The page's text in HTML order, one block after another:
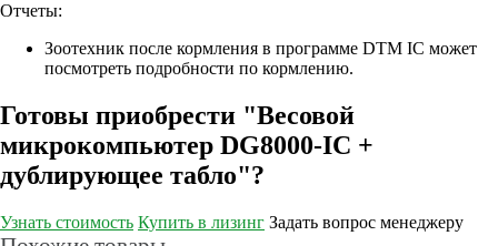
Отчеты:
Зоотехник после кормления в программе DTM IC может
посмотреть подробности по кормлению.
Готовы приобрести "Весовой
микрокомпьютер DG8000-IC +
дублирующее табло"?
Узнать стоимость Купить в лизинг Задать вопрос менеджеру